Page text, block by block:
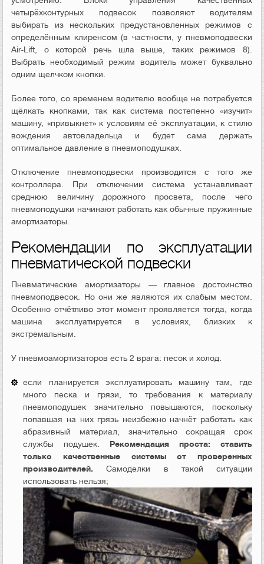
четырёхконтурных подвесок позволяют водителям
выбирать из нескольких предустановленных режимов с
определённым клиренсом (в частности, у пневмоподвески
Air-Lift, о которой речь шла выше, таких режимов 8).
Выбрать необходимый режим водитель может буквально
одним щелчком кнопки.
Более того, со временем водителю вообще не потребуется
щёлкать кнопками, так как система постепенно «изучит»
машину, «привыкнет» к условиям её эксплуатации, к стилю
вождения автовладельца и будет сама держать
оптимальное давление в пневмоподушках.
Отключение пневмоподвески производится с того же
контроллера. При отключении система устанавливает
среднюю величину дорожного просвета, после чего
пневмоподушки начинают работать как обычные пружинные
амортизаторы.
Рекомендации по эксплуатации
пневматической подвески
Пневматические амортизаторы — главное достоинство
пневмоподвесок. Но они же являются их слабым местом.
Особенно отчётливо этот момент проявляется тогда, когда
машина эксплуатируется в условиях, близких к
экстремальным.
У пневмоамортизаторов есть 2 врага: песок и холод.
если планируется эксплуатировать машину там, где
много песка и грязи, то требования к материалу
пневмоподушек значительно повышаются, поскольку
попавшая на них грязь неизбежно начнёт работать как
абразивный материал, значительно сокращая срок
службы подушек. Рекомендация проста: ставить
только качественные системы от проверенных
производителей. Самоделки в такой ситуации
использовать нельзя;